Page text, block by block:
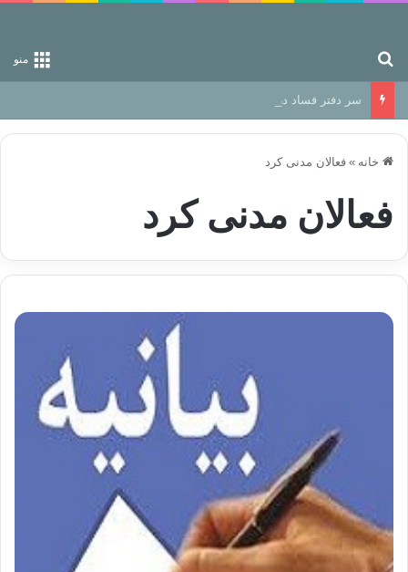
منو
سر دفتر فساد در زمین‌، دوری وکناره‌گیری از راه خداست‌!
خانه » فعالان مدنی کرد
فعالان مدنی کرد